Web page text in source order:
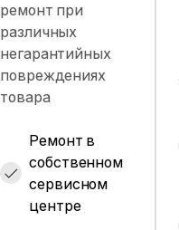
ремонт при
различных
негарантийных
повреждениях
товара
Ремонт в
собственном
сервисном
центре